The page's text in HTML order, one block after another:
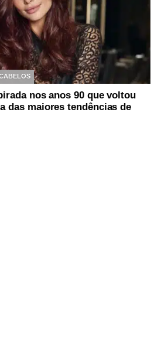
nos anos 90 que voltou
das maiores tendências de